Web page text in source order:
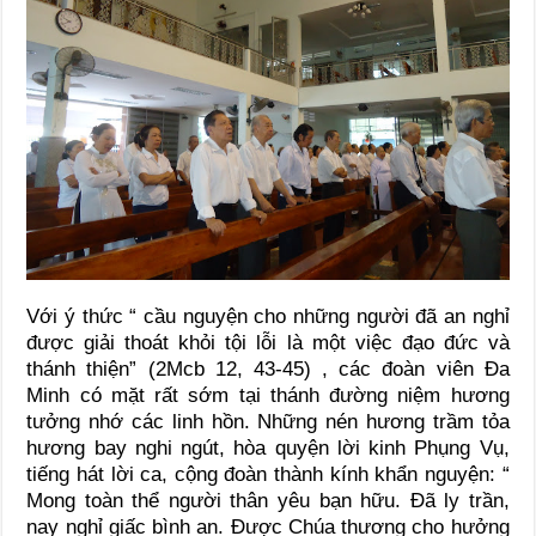
Với ý thức “ cầu nguyện cho những người đã an nghỉ
được giải thoát khỏi tội lỗi là một việc đạo đức và
thánh thiện” (2Mcb 12, 43-45) , các đoàn viên Đa
Minh có mặt rất sớm tại thánh đường niệm hương
tưởng nhớ các linh hồn. Những nén hương trầm tỏa
hương bay nghi ngút, hòa quyện lời kinh Phụng Vụ,
tiếng hát lời ca, cộng đoàn thành kính khẩn nguyện: “
Mong toàn thể người thân yêu bạn hữu. Đã ly trần,
nay nghỉ giấc bình an. Được Chúa thương cho hưởng